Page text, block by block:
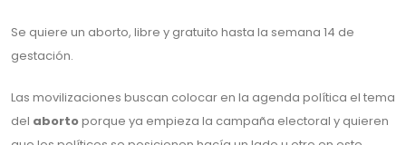
Se quiere un aborto, libre y gratuito hasta la semana 14 de
gestación.
Las movilizaciones buscan colocar en la agenda política el tema
del abortoporque ya empieza la campaña electoral y quieren